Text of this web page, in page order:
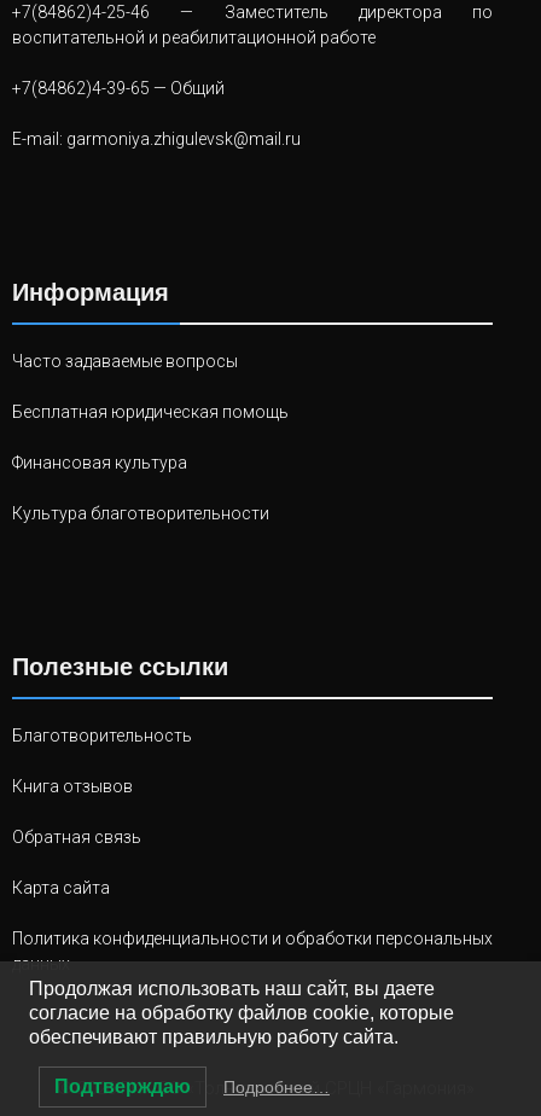
+7(84862)4-25-46 — Заместитель директора по
воспитательной и реабилитационной работе
+7(84862)4-39-65 — Общий
E-mail: garmoniya.zhigulevsk@mail.ru
Информация
Часто задаваемые вопросы
Бесплатная юридическая помощь
Финансовая культура
Культура благотворительности
Полезные ссылки
Благотворительность
Книга отзывов
Обратная связь
Карта сайта
Политика конфиденциальности и обработки персональных
данных
© 2026 ГКУ СО «Тольяттинский СРЦН «Гармония»
Продолжая использовать наш сайт, вы даете
согласие на обработку файлов cookie, которые
обеспечивают правильную работу сайта.
Подтверждаю Подробнее…